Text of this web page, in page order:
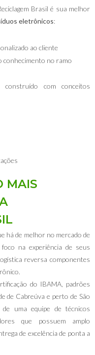
Brasil é sua melhor
eletrônicos:
ao cliente
conhecimento no ramo
com conceitos
MAIS
há de melhor no mercado de
foco na experiência de seus
reversa componentes
do IBAMA, padrões
de Cabreúva e perto de São
uma equipe de técnicos
que possuem amplo
de excelência de ponta a